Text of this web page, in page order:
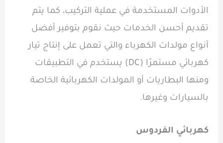
الأدوات المستخدمة في عملية التركيب، كما يتم
تقديم أحسن الخدمات حيث نقوم بتوفير أفضل
أنواع مولدات الكهرباء والتي تعمل على إنتاج تيار
كهربائي مستمرًا (DC) يستخدم في التطبيقات
ومنها البطاريات أو المولدات الكهربائية الخاصة
بالسيارات وغيرها.
كهربائي الفردوس